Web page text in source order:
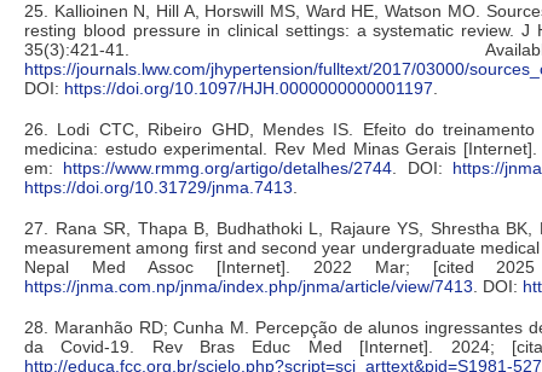
25. Kallioinen N, Hill A, Horswill MS, Ward HE, Watson MO.
resting blood pressure in clinical settings: a systematic review.
35(3):421-41.
https://journals.lww.com/jhypertension/fulltext/2017/03000/
DOI: https://doi.org/10.1097/HJH.0000000000001197.
26. Lodi CTC, Ribeiro GHD, Mendes IS. Efeito do
medicina: estudo experimental. Rev Med Minas Gerais
em: https://www.rmmg.org/artigo/detalhes/2744. DOI: https://
https://doi.org/10.31729/jnma.7413.
27. Rana SR, Thapa B, Budhathoki L, Rajaure YS, Shrestha
measurement among first and second year undergraduate
Nepal Med Assoc [Internet]. 2022 Mar; [cited 2025
https://jnma.com.np/jnma/index.php/jnma/article/view/7413. DOI:
28. Maranhão RD; Cunha M. Percepção de alunos ingressantes
da Covid-19. Rev Bras Educ Med [Internet]. 2024;
http://educa.fcc.org.br/scielo.php?script=sci_arttext&pid=S1981-